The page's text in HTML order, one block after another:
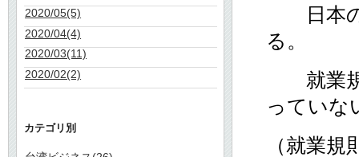
2020/05(5)
2020/04(4)
2020/03(11)
2020/02(2)
カテゴリ別
日本の
る。
就業規
ってい
（就業